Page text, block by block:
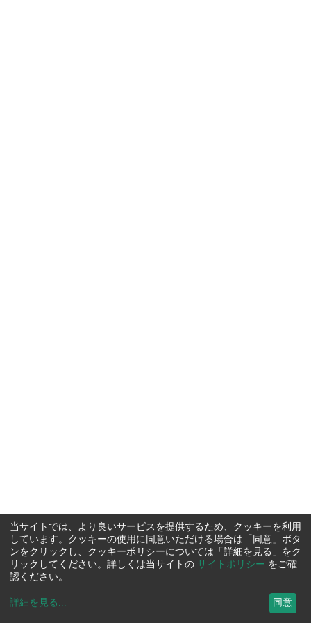
当サイトでは、より良いサービスを提供するため、クッキーを利用
しています。クッキーの使用に同意いただける場合は「同意」ボタ
ンをクリックし、クッキーポリシーについては「詳細を見る」をク
リックしてください。詳しくは当サイトの サイトポリシー をご確
認ください。
詳細を見る ... 同意